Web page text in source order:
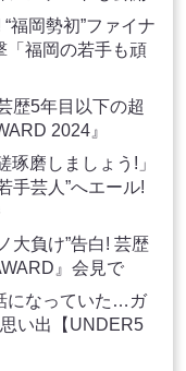
福岡勢初”ファイナ
「福岡の若手も頑
歴5年目以下の超
2024』
磨しましょう!」
手芸人”へエール!
大負け”告白! 芸歴
』会見で
になっていた…ガ
い出【UNDER5